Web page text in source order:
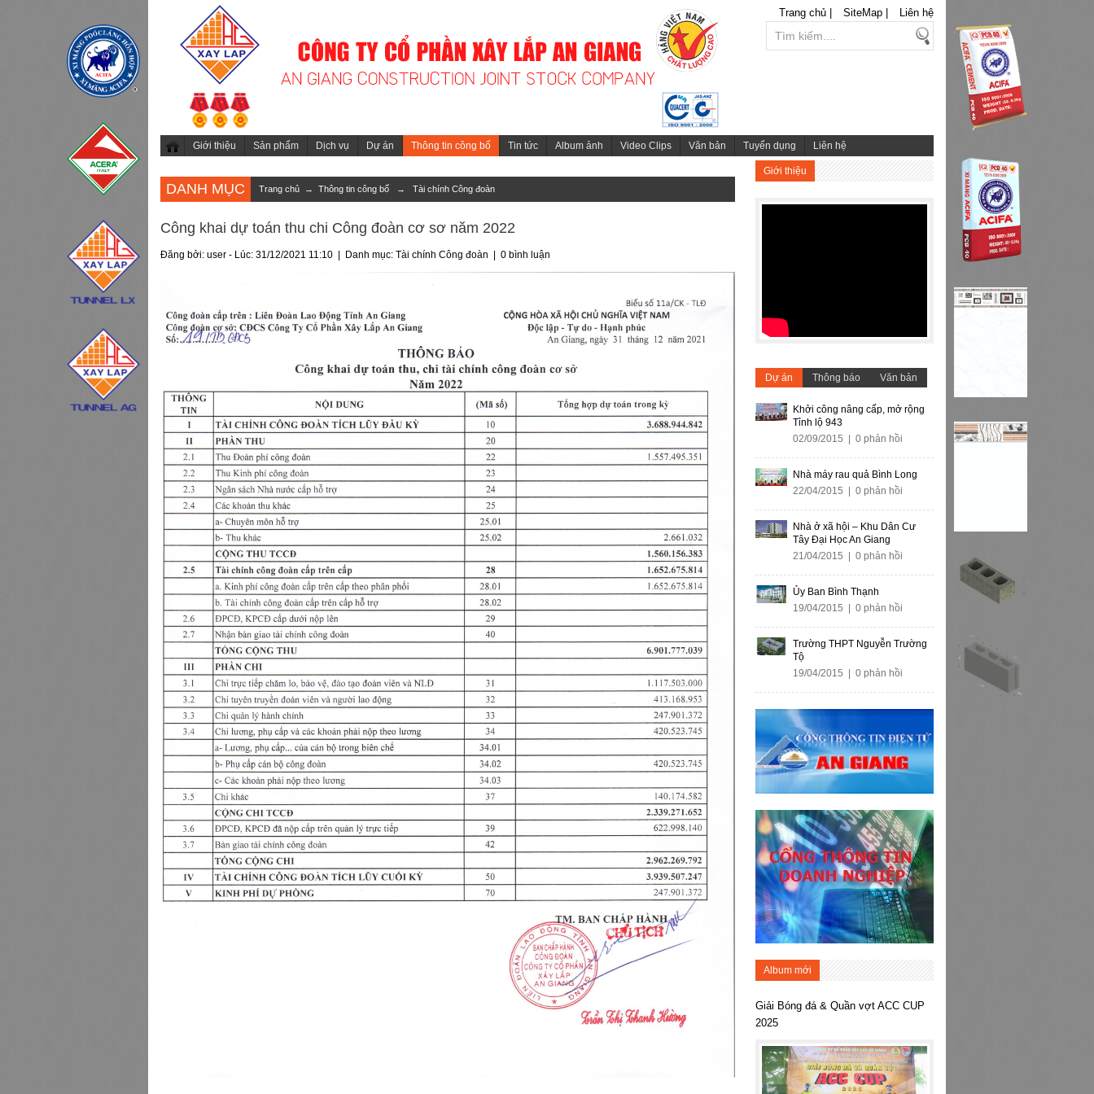
Trang chủ | SiteMap | Liên hệ
Giới thiệu Sản phẩm Dịch vụ Dự án Thông tin công bố Tin tức Album ảnh Video Clips Văn bản Tuyển dụng Liên hệ
DANH MỤC Trang chủ → Thông tin công bố → Tài chính Công đoàn
Công khai dự toán thu chi Công đoàn cơ sơ năm 2022
Đăng bởi: user - Lúc: 31/12/2021 11:10 | Danh mục: Tài chính Công đoàn 0 bình luận
Giới thiệu
Dự án Thông báo Văn bản
Khởi công nâng cấp, mở rộng
Tỉnh lộ 943
02/09/2015 | 0 phản hồi
Nhà máy rau quả Bình Long
22/04/2015 | 0 phản hồi
Nhà ở xã hội – Khu Dân Cư
Tây Đại Học An Giang
21/04/2015 | 0 phản hồi
Ủy Ban Bình Thạnh
19/04/2015 | 0 phản hồi
Trường THPT Nguyễn Trường
Tộ
19/04/2015 | 0 phản hồi
Album mới
Giải Bóng đá & Quần vợt ACC CUP
2025